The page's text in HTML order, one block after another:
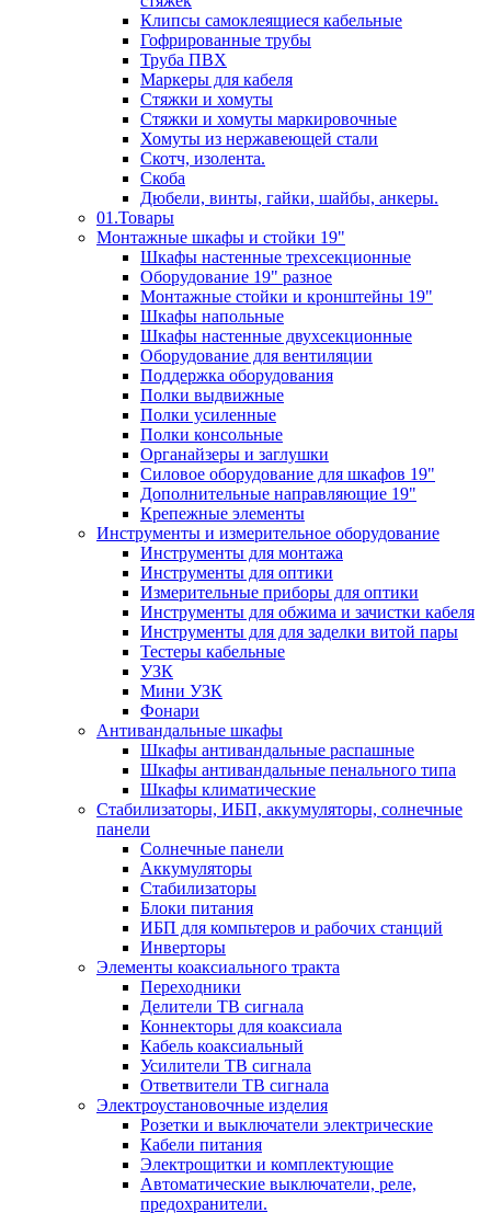
Клипсы самоклеящиеся кабельные
Гофрированные трубы
Труба ПВХ
Маркеры для кабеля
Стяжки и хомуты
Стяжки и хомуты маркировочные
Хомуты из нержавеющей стали
Скотч, изолента.
Скоба
Дюбели, винты, гайки, шайбы, анкеры.
01.Товары
Монтажные шкафы и стойки 19"
Шкафы настенные трехсекционные
Оборудование 19" разное
Монтажные стойки и кронштейны 19"
Шкафы напольные
Шкафы настенные двухсекционные
Оборудование для вентиляции
Поддержка оборудования
Полки выдвижные
Полки усиленные
Полки консольные
Органайзеры и заглушки
Силовое оборудование для шкафов 19"
Дополнительные направляющие 19"
Крепежные элементы
Инструменты и измерительное оборудование
Инструменты для монтажа
Инструменты для оптики
Измерительные приборы для оптики
Инструменты для обжима и зачистки кабеля
Инструменты для для заделки витой пары
Тестеры кабельные
УЗК
Мини УЗК
Фонари
Антивандальные шкафы
Шкафы антивандальные распашные
Шкафы антивандальные пенального типа
Шкафы климатические
Стабилизаторы, ИБП, аккумуляторы, солнечные
панели
Солнечные панели
Аккумуляторы
Стабилизаторы
Блоки питания
ИБП для компьтеров и рабочих станций
Инверторы
Элементы коаксиального тракта
Переходники
Делители ТВ сигнала
Коннекторы для коаксиала
Кабель коаксиальный
Усилители ТВ сигнала
Ответвители ТВ сигнала
Электроустановочные изделия
Розетки и выключатели электрические
Кабели питания
Электрощитки и комплектующие
Автоматические выключатели, реле,
предохранители.